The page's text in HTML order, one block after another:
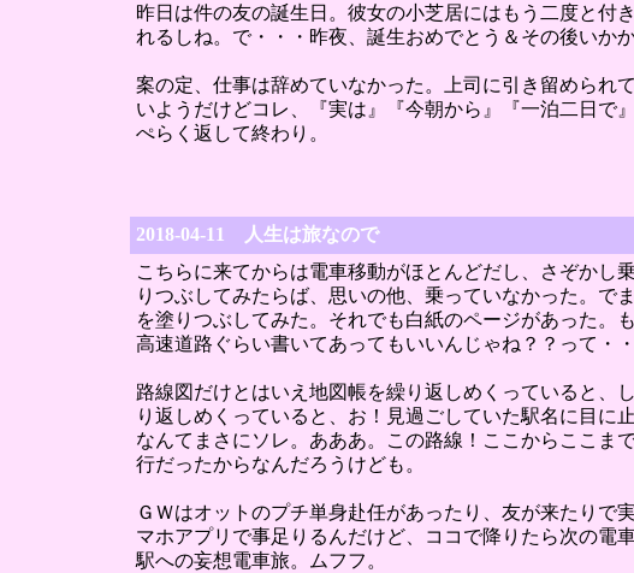
昨日は件の友の誕生日。彼女の小芝居にはもう二度と付
れるしね。で・・・昨夜、誕生おめでとう＆その後いか
案の定、仕事は辞めていなかった。上司に引き留められ
いようだけどコレ、『実は』『今朝から』『一泊二日で
ぺらく返して終わり。
2018-04-11 人生は旅なので
こちらに来てからは電車移動がほとんどだし、さぞかし
りつぶしてみたらば、思いの他、乗っていなかった。で
を塗りつぶしてみた。それでも白紙のページがあった。
高速道路ぐらい書いてあってもいいんじゃね？？って・
路線図だけとはいえ地図帳を繰り返しめくっていると、
り返しめくっていると、お！見過ごしていた駅名に目に
なんてまさにソレ。あああ。この路線！ここからここま
行だったからなんだろうけども。
ＧＷはオットのプチ単身赴任があったり、友が来たりで
マホアプリで事足りるんだけど、ココで降りたら次の電
駅への妄想電車旅。ムフフ。